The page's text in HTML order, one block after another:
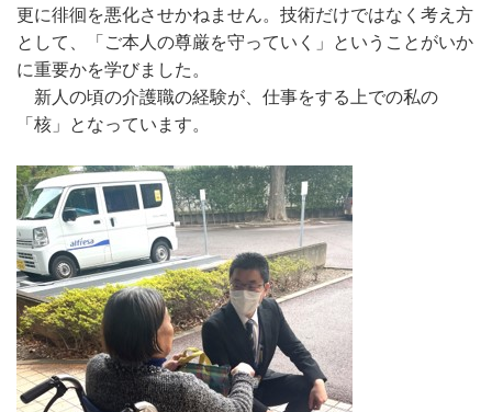
更に徘徊を悪化させかねません。技術だけではなく考え方
として、「ご本人の尊厳を守っていく」ということがいか
に重要かを学びました。
新人の頃の介護職の経験が、仕事をする上での私の
「核」となっています。